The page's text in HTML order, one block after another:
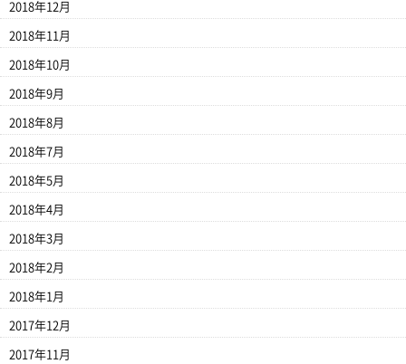
2018年12月
2018年11月
2018年10月
2018年9月
2018年8月
2018年7月
2018年5月
2018年4月
2018年3月
2018年2月
2018年1月
2017年12月
2017年11月